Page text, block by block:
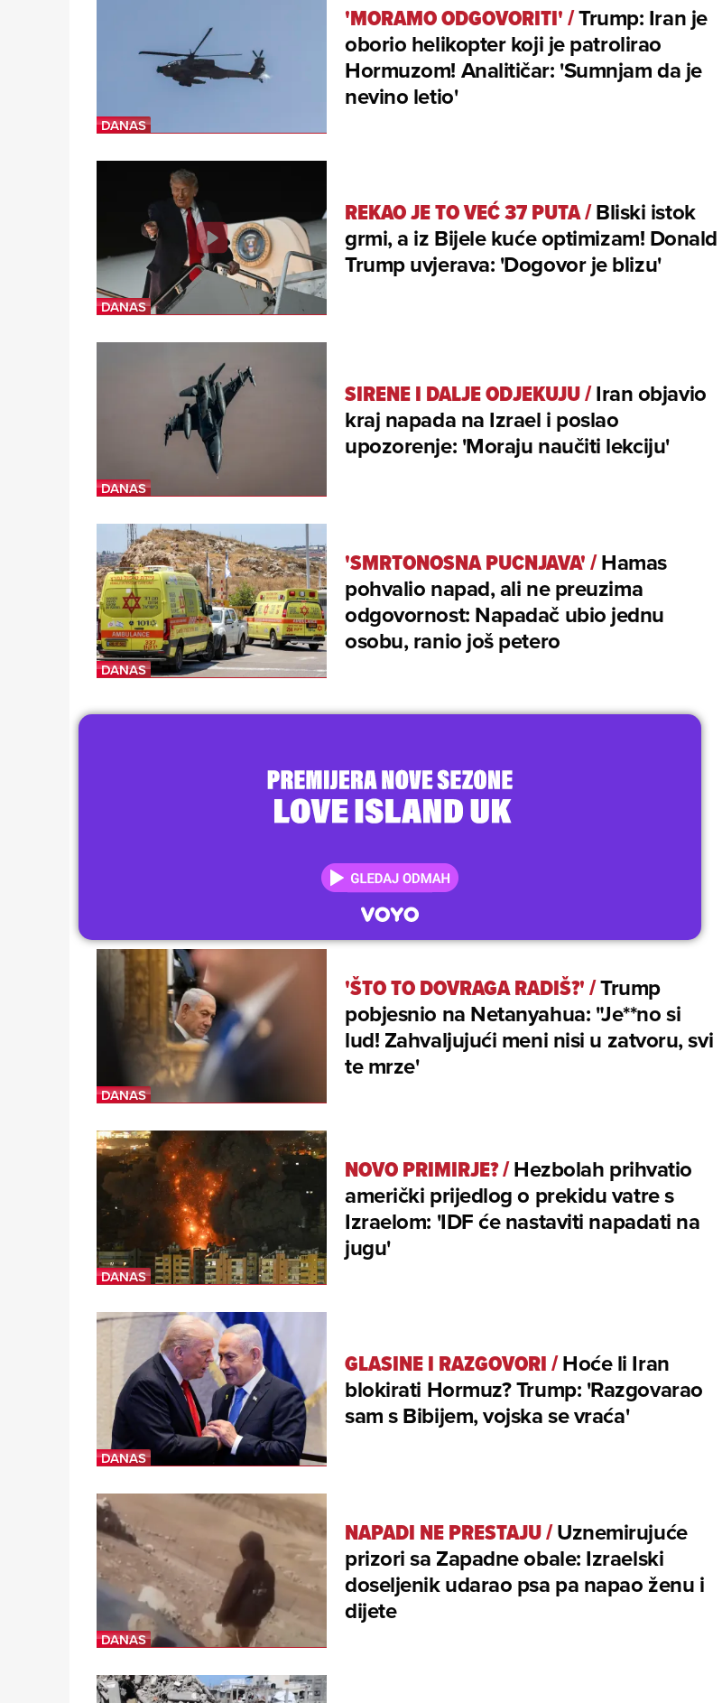
'MORAMO ODGOVORITI'/Trump: Iran je
oborio helikopter koji je patrolirao
Hormuzom! Analitičar: 'Sumnjam da je
nevino letio'
REKAO JE TO VEĆ 37 PUTA/Bliski istok
grmi, a iz Bijele kuće optimizam! Donald
Trump uvjerava: 'Dogovor je blizu'
SIRENE I DALJE ODJEKUJU/Iran objavio
kraj napada na Izrael i poslao
upozorenje: 'Moraju naučiti lekciju'
'SMRTONOSNA PUCNJAVA'/Hamas
pohvalio napad, ali ne preuzima
odgovornost: Napadač ubio jednu
osobu, ranio još petero
'ŠTO TO DOVRAGA RADIŠ?'/Trump
pobjesnio na Netanyahua: "Je**no si
lud! Zahvaljujući meni nisi u zatvoru, svi
te mrze'
NOVO PRIMIRJE?/Hezbolah prihvatio
američki prijedlog o prekidu vatre s
Izraelom: 'IDF će nastaviti napadati na
jugu'
GLASINE I RAZGOVORI/Hoće li Iran
blokirati Hormuz? Trump: 'Razgovarao
sam s Bibijem, vojska se vraća'
NAPADI NE PRESTAJU/Uznemirujuće
prizori sa Zapadne obale: Izraelski
doseljenik udarao psa pa napao ženu i
dijete